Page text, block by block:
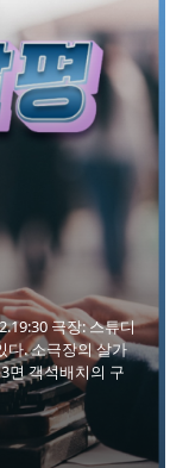
극장: 스튜디
다. 소극장의 살가
면 객석배치의 구